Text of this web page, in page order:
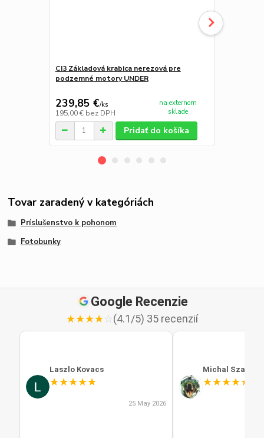
CI3 Základová krabica nerezová pre
podzemné motory UNDER
239,85 €/ks
195,00 € bez DPH
na externom
sklade
Pridať do košíka
Tovar zaradený v kategóriách
Príslušenstvo k pohonom
Fotobunky
Google Recenzie
★★★★☆(4.1/5) 35 recenzií
Laszlo Kovacs
★★★★★
25 May 2026
Michal Szabo
★★★★★